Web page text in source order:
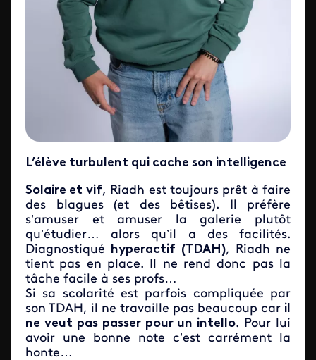
L’élève turbulent qui cache son intelligence
Solaire et vif, Riadh est toujours prêt à faire
des blagues (et des bêtises). Il préfère
s’amuser et amuser la galerie plutôt
qu’étudier… alors qu’il a des facilités.
Diagnostiqué hyperactif (TDAH), Riadh ne
tient pas en place. Il ne rend donc pas la
tâche facile à ses profs…
Si sa scolarité est parfois compliquée par
son TDAH, il ne travaille pas beaucoup car il
ne veut pas passer pour un intello. Pour lui
avoir une bonne note c’est carrément la
honte…